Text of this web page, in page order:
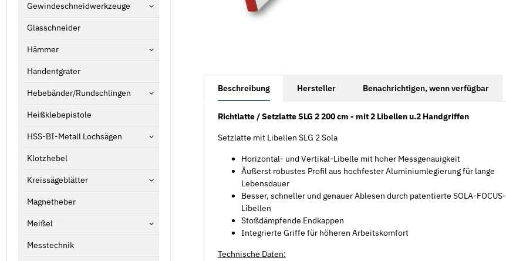
Beschreibung Hersteller Benachrichtigen, wenn verfügbar
Richtlatte / Setzlatte SLG 2 200 cm - mit 2 Libellen u.2 Handgriffen
Setzlatte mit Libellen SLG 2 Sola
Horizontal- und Vertikal-Libelle mit hoher Messgenauigkeit
Äußerst robustes Profil aus hochfester Aluminiumlegierung für lange
Lebensdauer
Besser, schneller und genauer Ablesen durch patentierte SOLA-FOCUS-
Libellen
Stoßdämpfende Endkappen
Integrierte Griffe für höheren Arbeitskomfort
Technische Daten:
Gewindeschneidwerkzeuge
Glasschneider
Hämmer
Handentgrater
Hebebänder/Rundschlingen
Heißklebepistole
HSS-BI-Metall Lochsägen
Klotzhebel
Kreissägeblätter
Magnetheber
Meißel
Messtechnik